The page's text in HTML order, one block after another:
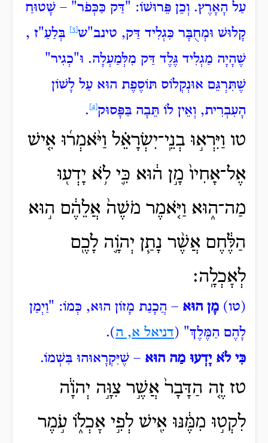
עַל הָאָרֶץ. וְכֵן פֵּרוּשׁוֹ: "דַּק כַּכְּפֹר" – שָׁטוּחַ
קָלוּשׁ וּמְחֻבָּר כִּגְלִיד דַּק, טינב"ש
בְּלַעַ"ז ,
שֶׁהָיָה מַגְלִיד גֶּלֶד דַּק מִלְּמַעְלָה. וּ"כְגִיר"
שֶׁתִּרְגֵּם אוּנְקְלוֹס תּוֹסֶפֶת הוּא עַל לָשׁוֹן
הָעִבְרִית, וְאֵין לוֹ תֵּבָה בַּפָּסוּק
.
טו וַיִּרְא֣וּ בְנֵֽי־יִשְׂרָאֵ֗ל וַיֹּ֨אמְר֜וּ אִ֤ישׁ
אֶל־אָחִיו֙ מָ֣ן ה֔וּא כִּ֛י לֹ֥א יָדְע֖וּ
מַה־ה֑וּא וַיֹּ֤אמֶר מֹשֶׁה֙ אֲלֵהֶ֔ם ה֣וּא
הַלֶּ֔חֶם אֲשֶׁ֨ר נָתַ֧ן יְהֹוָ֛ה לָכֶ֖ם
לְאׇכְלָֽה׃
(טו) מָן הוּא – הֲכָנַת מָזוֹן הוּא, כְּמוֹ: "וַיְמַן
לָהֶם הַמֶּלֶךְ" (דניאל א, ה).
כִּי לֹא יָדְעוּ מַה הוּא – שֶׁיִּקְרָאוּהוּ בִּשְׁמוֹ.
טז זֶ֤ה הַדָּבָר֙ אֲשֶׁ֣ר צִוָּ֣ה יְהֹוָ֔ה
לִקְט֣וּ מִמֶּ֔נּוּ אִ֖ישׁ לְפִ֣י אׇכְל֑וֹ עֹ֣מֶר